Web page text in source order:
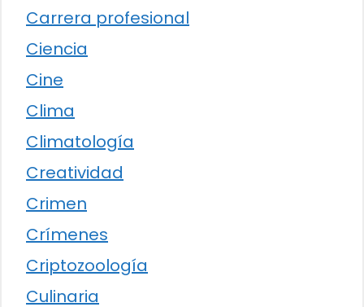
Carrera profesional
Ciencia
Cine
Clima
Climatología
Creatividad
Crimen
Crímenes
Criptozoología
Culinaria